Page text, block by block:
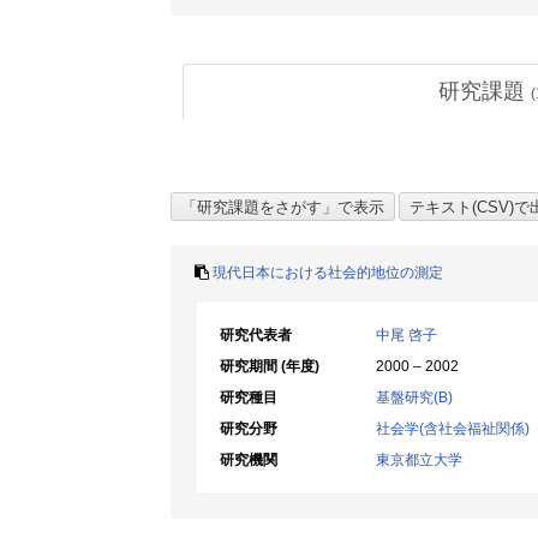
研究課題 (
現代日本における社会的地位の測定
研究代表者
中尾 啓子
研究期間 (年度)
2000 – 2002
研究種目
基盤研究(B)
研究分野
社会学(含社会福祉関係)
研究機関
東京都立大学